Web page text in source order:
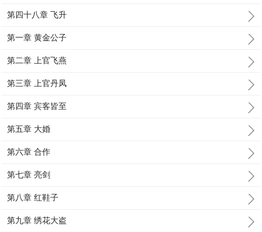
第四十八章 飞升
第一章 黄金公子
第二章 上官飞燕
第三章 上官丹凤
第四章 宾客皆至
第五章 大婚
第六章 合作
第七章 亮剑
第八章 红鞋子
第九章 绣花大盗